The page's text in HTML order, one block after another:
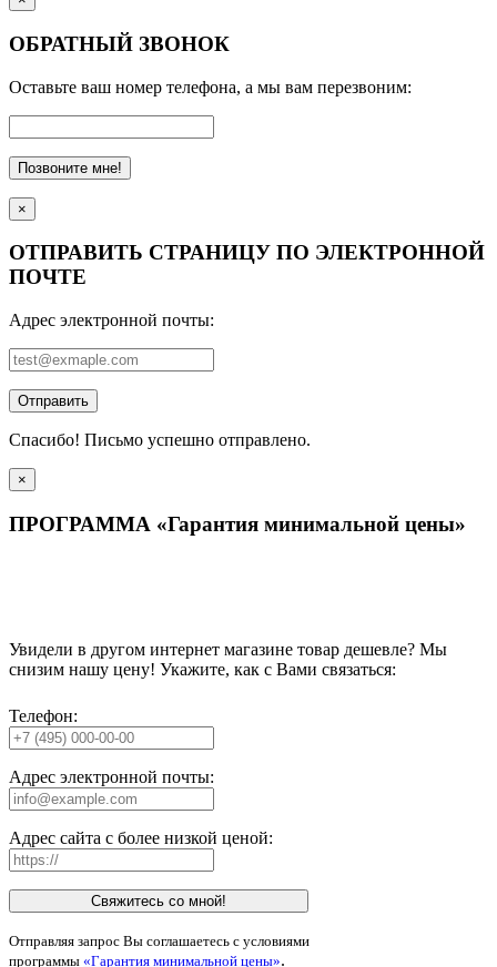
ОБРАТНЫЙ ЗВОНОК
Оставьте ваш номер телефона, а мы вам перезвоним:
Позвоните мне!
×
ОТПРАВИТЬ СТРАНИЦУ ПО ЭЛЕКТРОННОЙ
ПОЧТЕ
Адрес электронной почты:
Отправить
Спасибо! Письмо успешно отправлено.
×
ПРОГРАММА «Гарантия минимальной цены»
Увидели в другом интернет магазине товар дешевле? Мы
снизим нашу цену! Укажите, как с Вами связаться:
Телефон:
Адрес электронной почты:
Адрес сайта с более низкой ценой:
Свяжитесь со мной!
Отправляя запрос Вы соглашаетесь с условиями
программы «Гарантия минимальной цены».